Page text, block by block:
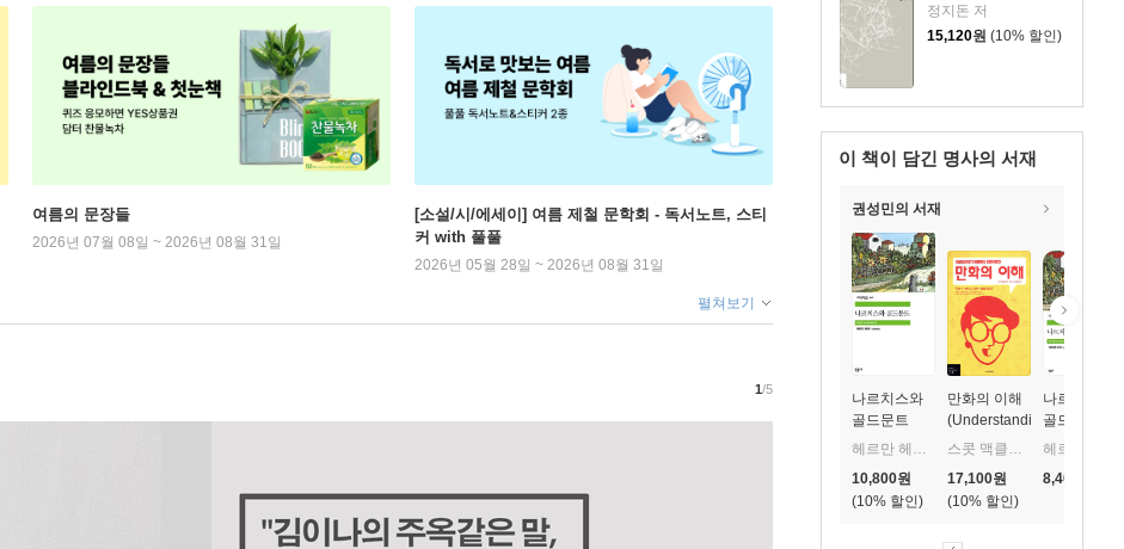
정지돈 저
15,120원 (10% 할인)
이 책이 담긴 명사의 서재
권성민의 서재
나르치스와
골드문트
10%
10,800원
만화의 이해
(Understanding
Comics)
10%
17,100원
나르치스와
골드문트 -
계문학전집
8,400
여름의 문장들
2026년 07월 08일 ~ 2026년 08월 31일
[소설/시/에세이] 여름 제철 문학회 - 독서노트, 스티
커 with 풀풀
2026년 05월 28일 ~ 2026년 08월 31일
펼쳐보기
1/5